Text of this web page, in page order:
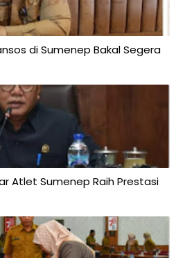
di Sumenep Bakal Segera
Atlet Sumenep Raih Prestasi